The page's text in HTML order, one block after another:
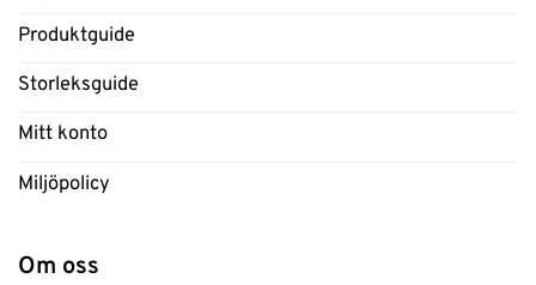
Produktguide
Storleksguide
Mitt konto
Miljöpolicy
Om oss